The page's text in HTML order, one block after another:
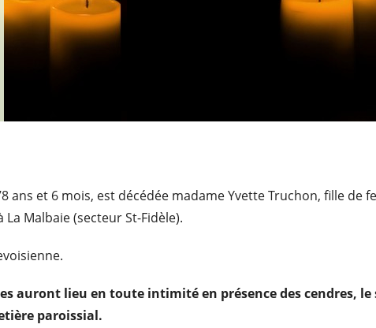
ans et 6 mois, est décédée madame Yvette Truchon, fille
Malbaie (secteur St-Fidèle).
auront lieu en toute intimité en présence des cendres, le
paroissial.